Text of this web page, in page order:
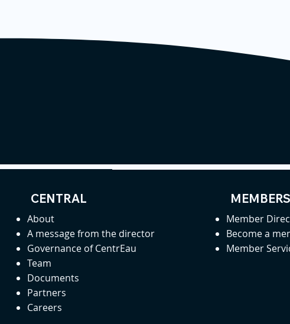
CENTRAL
About
A message from the director
Governance of CentrEau
Team
Documents
Partners
Careers
MEMBERS
Member
Become a
Member